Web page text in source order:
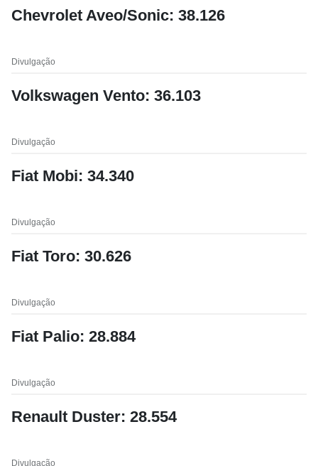
Chevrolet Aveo/Sonic: 38.126
Divulgação
Volkswagen Vento: 36.103
Divulgação
Fiat Mobi: 34.340
Divulgação
Fiat Toro: 30.626
Divulgação
Fiat Palio: 28.884
Divulgação
Renault Duster: 28.554
Divulgação